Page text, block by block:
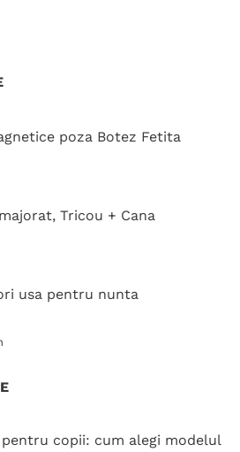
poza Botez Fetita
Tricou + Cana
usa pentru nunta
copii: cum alegi modelul